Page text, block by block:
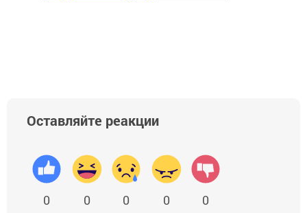
Оставляйте реакции
0 0 0 0 0